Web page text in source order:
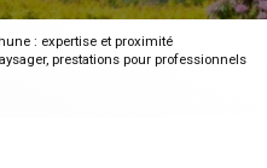
: expertise et proximité
prestations pour professionnels